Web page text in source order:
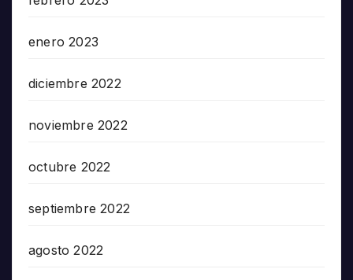
enero 2023
diciembre 2022
noviembre 2022
octubre 2022
septiembre 2022
agosto 2022